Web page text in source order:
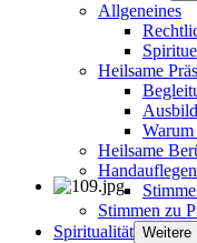
Allgeneines
Heilsame
Heilsame
Handauflegen
Stimmen zu
Spiritualität Weitere